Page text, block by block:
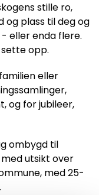
stille ro,
og plass til deg og
eller enda flere.
opp.
eller
og for jubileer,
ombygd til
med utsikt over
med 25-